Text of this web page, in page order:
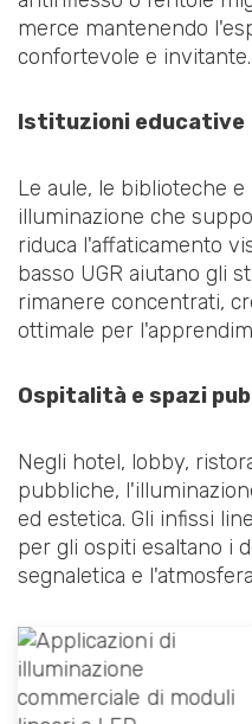
merce mantenendo
confortevole e invitante.
Istituzioni educative
Le aule, le biblioteche
illuminazione che
riduca l'affaticamento
basso UGR aiutano gli
rimanere concentrati,
ottimale per
Ospitalità e spazi
Negli hotel, lobby,
pubbliche,
ed estetica. Gli infissi
per gli ospiti esaltano i
segnaletica e